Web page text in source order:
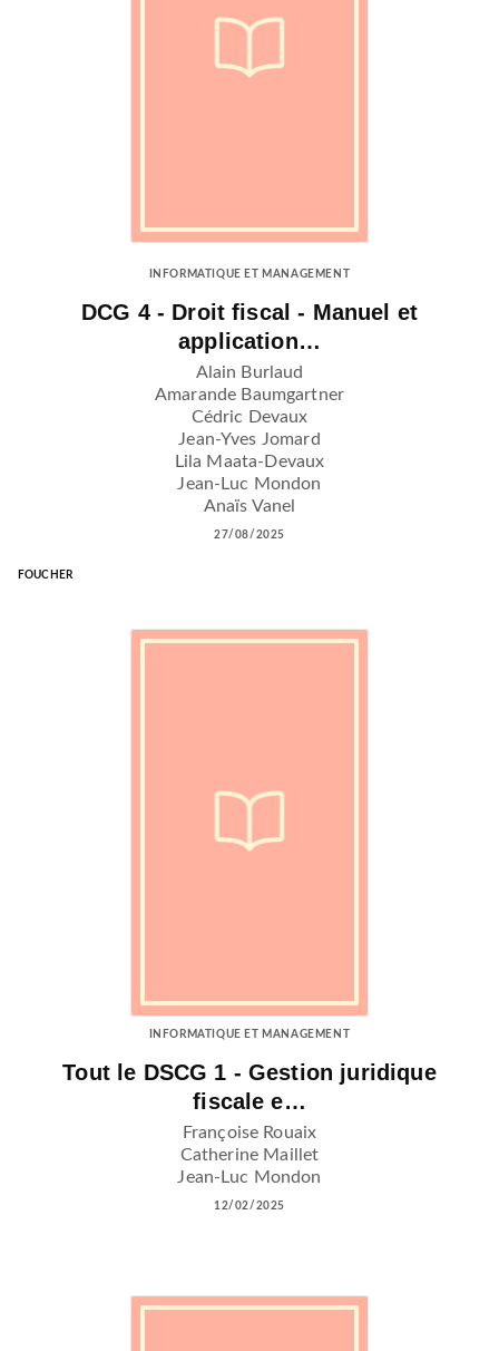
INFORMATIQUE ET MANAGEMENT
DCG 4 - Droit fiscal - Manuel et
application…
Alain Burlaud
Amarande Baumgartner
Cédric Devaux
Jean-Yves Jomard
Lila Maata-Devaux
Jean-Luc Mondon
Anaïs Vanel
27/08/2025
FOUCHER
INFORMATIQUE ET MANAGEMENT
Tout le DSCG 1 - Gestion juridique
fiscale e…
Françoise Rouaix
Catherine Maillet
Jean-Luc Mondon
12/02/2025